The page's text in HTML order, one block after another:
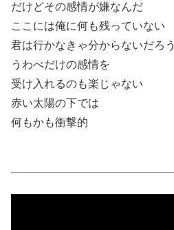
だけどその感情が嫌なんだ
ここには俺に何も残っていない
君は行かなきゃ分からないだろう
うわべだけの感情を
受け入れるのも楽じゃない
赤い太陽の下では
何もかも衝撃的